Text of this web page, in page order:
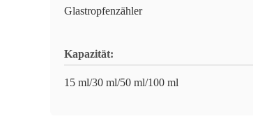
Glastropfenzähler
Kapazität:
15 ml/30 ml/50 ml/100 ml